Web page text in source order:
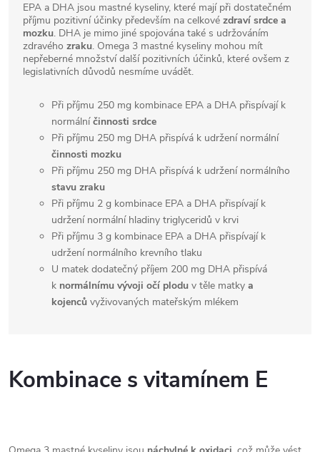
EPA a DHA jsou mastné kyseliny, které mají při dostatečném
příjmu pozitivní účinky především na celkové zdraví srdce a
mozku. DHA je mimo jiné spojována také s udržováním
zdravého zraku. Omega 3 mastné kyseliny mohou mít
nepřeberné množství další pozitivních účinků, které ovšem z
legislativních důvodů nesmíme uvádět.
Při příjmu 250 mg kombinace EPA a DHA přispívají k
normálníčinnosti srdce
Při příjmu 250 mg DHA přispívá k udržení normální
činnosti mozku
Při příjmu 250 mg DHA přispívá k udržení normálního
stavu zraku
Při příjmu 2 g kombinace EPA a DHA přispívají k
udržení normální hladiny triglyceridů v krvi
Při příjmu 3 g kombinace EPA a DHA přispívají k
udržení normálního krevního tlaku
U matek dodatečný příjem 200 mg DHA přispívá
k normálnímu vývoji očí plodu v těle matky a
kojenců vyživovaných mateřským mlékem
Kombinace s vitamínem E